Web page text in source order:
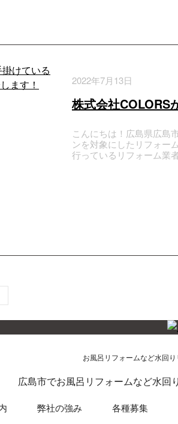
2022年7月13日
株式会社COLORS
こんにちは！広島県広島
ンを対象にしたリフォー
行っているリフォーム業
広島市でお風呂リフォームなど水回
弊社の強み 各種募集